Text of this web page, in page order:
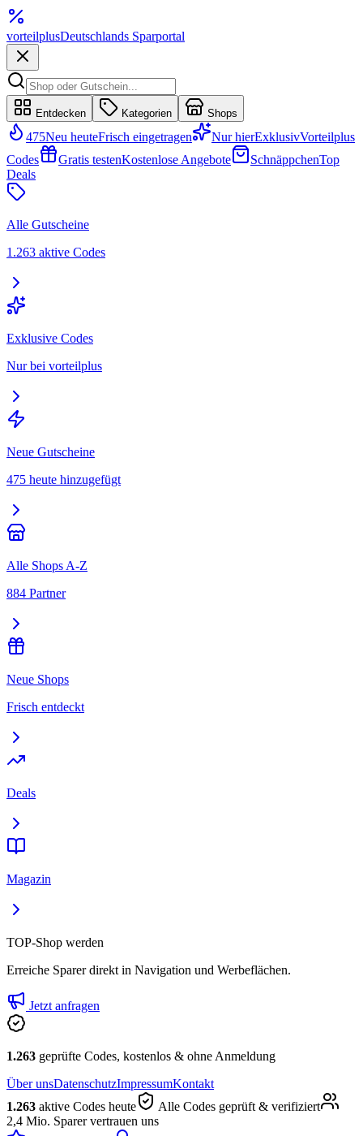
vorteilplusDeutschlands Sparportal
Entdecken Kategorien Shops
475Neu heuteFrisch eingetragen Nur hierExklusivVorteilplus
Codes
Gratis testenKostenlose Angebote SchnäppchenTop
Deals
Alle Gutscheine
1.263 aktive Codes
Exklusive Codes
Nur bei vorteilplus
Neue Gutscheine
475 heute hinzugefügt
Alle Shops A-Z
884 Partner
Neue Shops
Frisch entdeckt
Deals
Magazin
TOP-Shop werden
Erreiche Sparer direkt in Navigation und Werbeflächen.
Jetzt anfragen
1.263 geprüfte Codes, kostenlos & ohne Anmeldung
Über unsDatenschutzImpressumKontakt
1.263 aktive Codes heute
Alle Codes geprüft & verifiziert
2,4 Mio. Sparer vertrauen uns